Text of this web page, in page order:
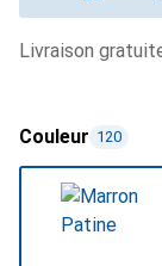
livraison
Couleur 120